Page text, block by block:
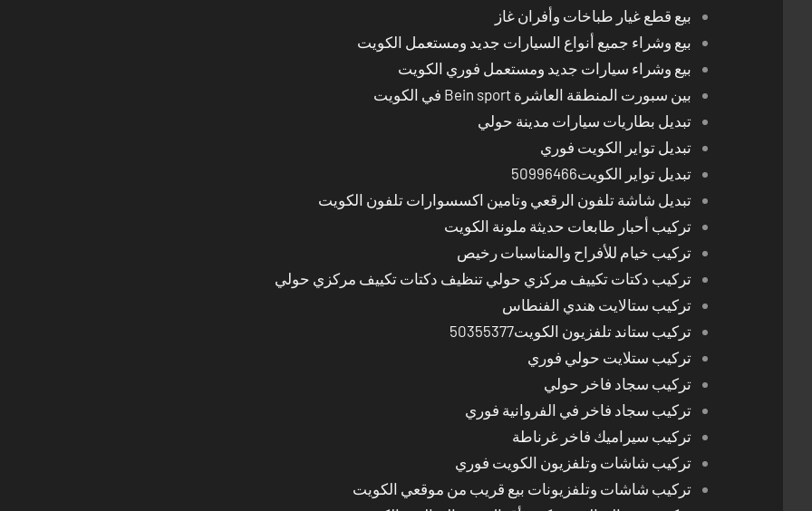
بيع قطع غيار طباخات وأفران غاز
بيع وشراء جميع أنواع السيارات جديد ومستعمل الكويت
بيع وشراء سيارات جديد ومستعمل فوري الكويت
بين سبورت المنطقة العاشرة Bein sport في الكويت
تبديل بطاريات سيارات مدينة حولي
تبديل تواير الكويت فوري
تبديل تواير الكويت50996466
تبديل شاشة تلفون الرقعي وتامين اكسسوارات تلفون الكويت
تركيب أحبار طابعات حديثة ملونة الكويت
تركيب خيام للأفراح والمناسبات رخيص
تركيب دكتات تكييف مركزي حولي تنظيف دكتات تكييف مركزي حولي
تركيب ستالايت هندي الفنطاس
تركيب ستاند تلفزيون الكويت50355377
تركيب ستلايت حولي فوري
تركيب سجاد فاخر حولي
تركيب سجاد فاخر في الفروانية فوري
تركيب سيراميك فاخر غرناطة
تركيب شاشات وتلفزيون الكويت فوري
تركيب شاشات وتلفزيونات بيع قريب من موقعي الكويت